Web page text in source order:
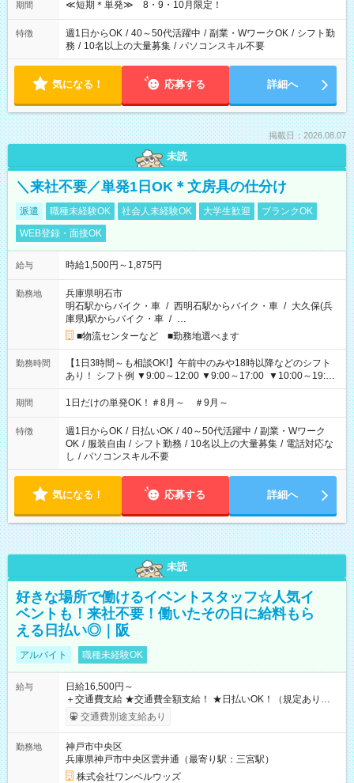
期間 ≪短期＊単発≫ 8・9・10月限定！
特徴 週1日からOK / 40～50代活躍中 / 副業・WワークOK / シフト勤
務 / 10名以上の大量募集 / パソコンスキル不要
気になる！ 応募する 詳細へ
掲載日：2026.08.07
未読
＼来社不要／単発1日OK＊文房具の仕分け
派遣 職種未経験OK 社会人未経験OK 大学生歓迎
ブランクOK
WEB登録・面接OK
給与 時給1,500円～1,875円
勤務地
兵庫県明石市
明石駅からバイク・車 / 西明石駅からバイク・車 / 大久保(兵
庫県)駅からバイク・車 / …
■物流センターなど ■勤務地選べます
勤務時間
【1日3時間～も相談OK!】午前中のみや18時以降などのシフト
あり！ シフト例 ▼9:00～12:00 ▼9:00～17:00 ▼10:00～19:00
▼18:00～21:00
期間 1日だけの単発OK！＃8月～ ＃9月～
特徴 週1日からOK / 日払いOK / 40～50代活躍中 / 副業・Wワーク
OK / 服装自由 / シフト勤務 / 10名以上の大量募集 / 電話対応な
し / パソコンスキル不要
気になる！ 応募する 詳細へ
未読
好きな場所で働けるイベントスタッフ☆人気イ
ベントも！来社不要！働いたその日に給料もら
える日払い◎｜阪
アルバイト 職種未経験OK
給与
日給16,500円～
＋交通費支給 ★交通費全額支給！ ★日払いOK！（規定あり） ┗
働いたその日に現金GET♪ お仕事後はコンビニATMから 日払
交通費別途支給あり
勤務地
神戸市中央区
兵庫県神戸市中央区雲井通（最寄り駅：三宮駅）
株式会社ワンベルウッズ